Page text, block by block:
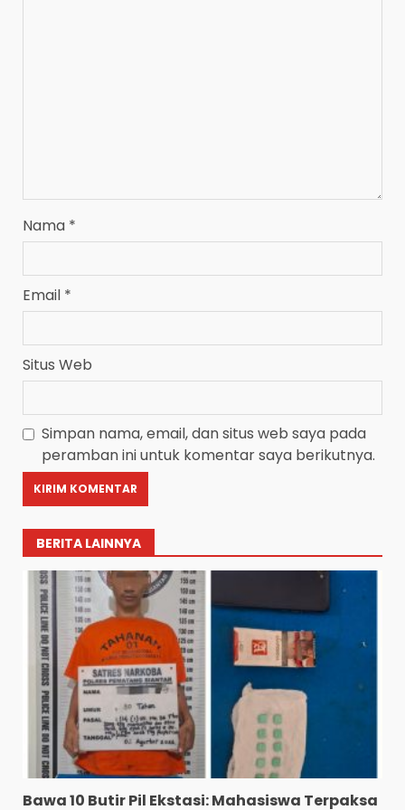
Nama *
Email *
Situs Web
Simpan nama, email, dan situs web saya pada
peramban ini untuk komentar saya berikutnya.
BERITA LAINNYA
Bawa 10 Butir Pil Ekstasi: Mahasiswa Terpaksa